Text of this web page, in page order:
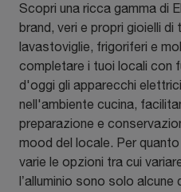
Scopri una ricca gamma di
brand, veri e propri gioielli
lavastoviglie, frigoriferi e
completare i tuoi locali con
d'oggi gli apparecchi
nell'ambiente cucina,
preparazione e
mood del locale. Per
varie le opzioni tra cui
l’alluminio sono solo alcune